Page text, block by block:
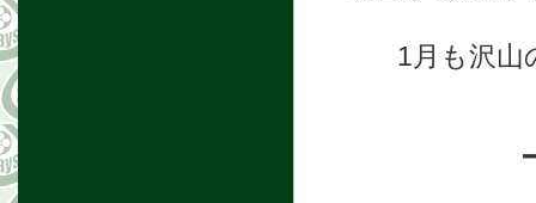
1月も沢山